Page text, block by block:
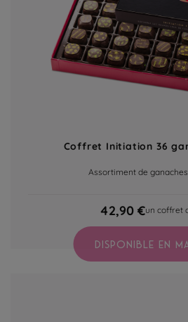
Coffret Initiation 36
Assortiment de
42,90 €un coffret
DISPONIBLE EN